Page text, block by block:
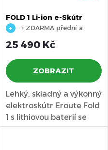
FOLD 1 Li-ion e-Skútr
+ ZDARMA přední a
25 490 Kč
ZOBRAZIT
Lehký, skladný a výkonný
elektroskútr Eroute Fold
1 s lithiovou baterií se
vejde do kufru...